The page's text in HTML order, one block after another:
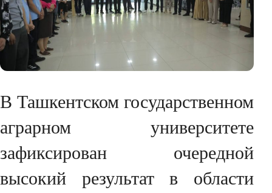
В Ташкентском государственном
аграрном университете
зафиксирован очередной
высокий результат в области